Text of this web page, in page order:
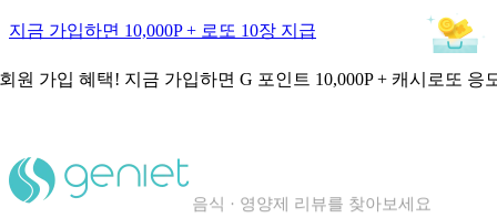
지금 가입하면 10,000P + 로또 10장 지급
원 가입 혜택! 지금 가입하면 G 포인트 10,000P + 캐시로또 응
칼로리와 영양성분을 검색해보세요